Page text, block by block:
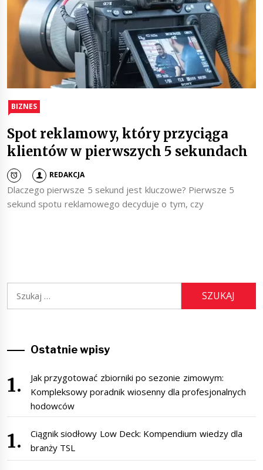
BIZNES
Spot reklamowy, który przyciąga
klientów w pierwszych 5 sekundach
REDAKCJA
Dlaczego pierwsze 5 sekund jest kluczowe? Pierwsze 5
sekund spotu reklamowego decyduje o tym, czy
Szukaj:
Ostatnie wpisy
Jak przygotować zbiorniki po sezonie zimowym:
Kompleksowy poradnik wiosenny dla profesjonalnych
hodowców
Ciągnik siodłowy Low Deck: Kompendium wiedzy dla
branży TSL